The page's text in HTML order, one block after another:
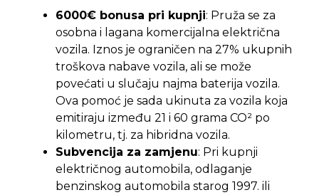
6000€ bonusa pri kupnji: Pruža se za
osobna i lagana komercijalna električna
vozila. Iznos je ograničen na 27% ukupnih
troškova nabave vozila, ali se može
povećati u slučaju najma baterija vozila.
Ova pomoć je sada ukinuta za vozila koja
emitiraju između 21 i 60 grama CO² po
kilometru, tj. za hibridna vozila.
Subvencija za zamjenu: Pri kupnji
električnog automobila, odlaganje
benzinskog automobila starog 1997. ili